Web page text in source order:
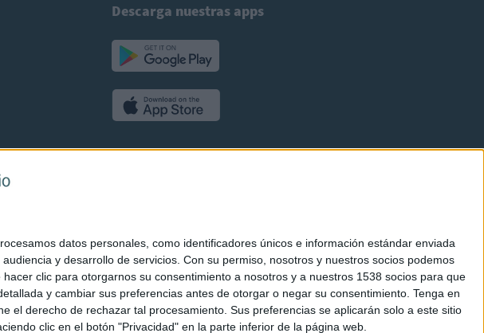
datos personales, como identificadores únicos e información estándar enviada
y desarrollo de servicios. Con su permiso, nosotros y nuestros socios podemos
clic para otorgarnos su consentimiento a nosotros y a nuestros 1538 socios para que
y cambiar sus preferencias antes de otorgar o negar su consentimiento. Tenga en
derecho de rechazar tal procesamiento. Sus preferencias se aplicarán solo a este sitio
clic en el botón "Privacidad" en la parte inferior de la página web.
Descarga nuestras apps